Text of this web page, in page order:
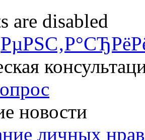
are disabled
новости
личных